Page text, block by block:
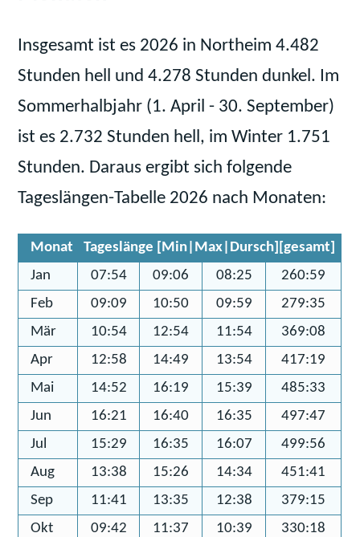
Insgesamt ist es 2026 in Northeim 4.482
Stunden hell und 4.278 Stunden dunkel. Im
Sommerhalbjahr (1. April - 30. September)
ist es 2.732 Stunden hell, im Winter 1.751
Stunden. Daraus ergibt sich folgende
Tageslängen-Tabelle 2026 nach Monaten:
Monat
Tageslänge [Min|Max|Dursch][gesamt]
Jan
07:54 09:06 08:25
260:59
Feb
09:09 10:50 09:59
279:35
Mär
10:54 12:54 11:54
369:08
Apr
12:58 14:49 13:54
417:19
Mai
14:52 16:19 15:39
485:33
Jun
16:21 16:40 16:35
497:47
Jul
15:29 16:35 16:07
499:56
Aug
13:38 15:26 14:34
451:41
Sep
11:41 13:35 12:38
379:15
Okt
09:42 11:37 10:39
330:18